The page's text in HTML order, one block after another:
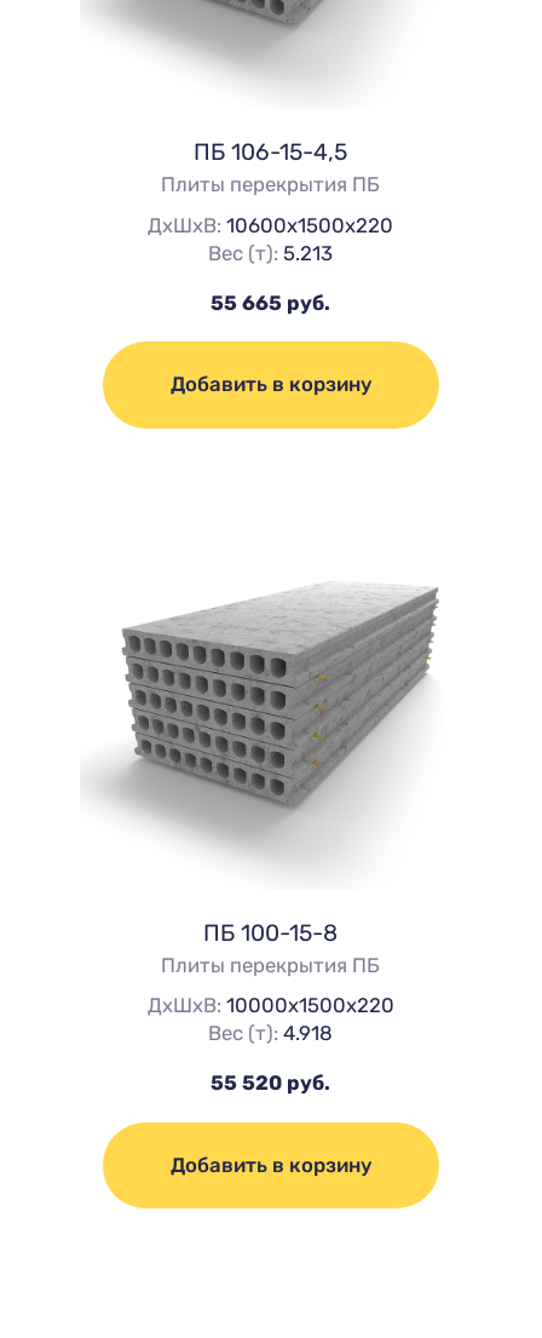
ПБ 106-15-4,5
Плиты перекрытия ПБ
ДхШхВ:10600х1500х220
Вес (т):5.213
55 665 руб.
Добавить в корзину
ПБ 100-15-8
Плиты перекрытия ПБ
ДхШхВ: 10000х1500х220
Вес (т):4.918
55 520 руб.
Добавить в корзину